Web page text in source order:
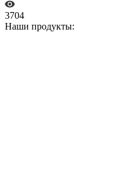
3704
Наши продукты: